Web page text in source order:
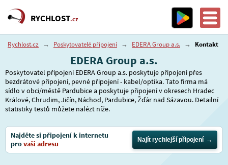
RYCHLOST.cz
Rychlost.cz → Poskytovatelé připojení → EDERA Group a.s. → Kontakt
EDERA Group a.s.
Poskytovatel připojení EDERA Group a.s. poskytuje připojení přes
bezdrátové připojení, pevné připojení - kabel/optika. Tato firma má
sídlo v obci/městě Pardubice a poskytuje připojení v okresech Hradec
Králové, Chrudim, Jičín, Náchod, Pardubice, Žďár nad Sázavou. Detailní
statistiky testů můžete nalézt níže.
Najděte si připojení k internetu
provaši adresu Najít rychlejší připojení